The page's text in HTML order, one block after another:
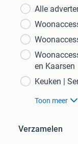
Alle
en Kaarsen
Keuken |
Toon meer
Verzamelen